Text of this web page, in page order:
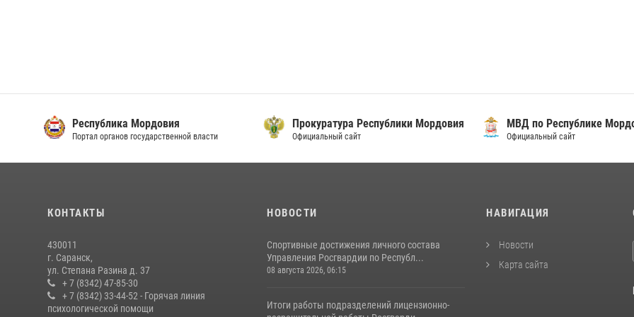
Республика Мордовия
Портал органов государственной власти
Прокуратура Республики Мордовия
Официальный сайт
МВД по Республике
Официальный сайт
КОНТАКТЫ
430011
г. Саранск,
ул. Степана Разина д. 37
+ 7 (8342) 47-85-30
+ 7 (8342) 33-44-52 - Горячая линия
психологической помощи
НОВОСТИ
Спортивные достижения личного состава
Управления Росгвардии по Республ...
08 августа 2026, 06:15
Итоги работы подразделений лицензионно-
НАВИГАЦИЯ
Новости
Карта сайта